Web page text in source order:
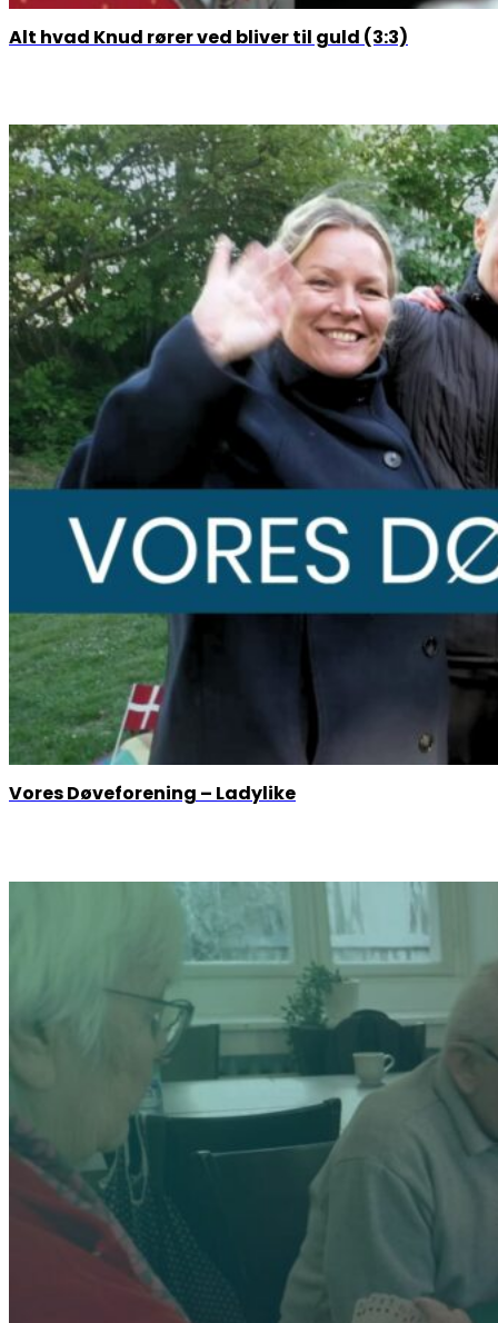
Alt hvad Knud rører ved bliver til guld (3:3)
Vores Døveforening – Ladylike